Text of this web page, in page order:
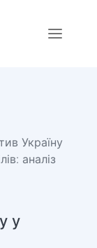
Україну
аналіз
у